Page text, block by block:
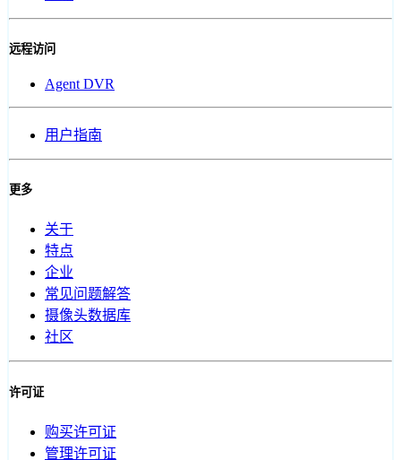
远程访问
Agent DVR
用户指南
更多
关于
特点
企业
常见问题解答
摄像头数据库
社区
许可证
购买许可证
管理许可证